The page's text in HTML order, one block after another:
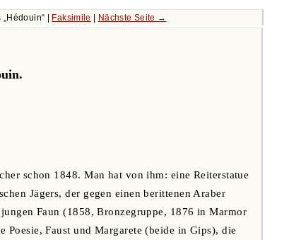
Hédouin | Faksimile | Nächste Seite →
schon 1848. Man hat von ihm: eine Reiterstatue
Jägers, der gegen einen berittenen Araber
Faun (1858, Bronzegruppe, 1876 in Marmor
Faust und Margarete (beide in Gips), die